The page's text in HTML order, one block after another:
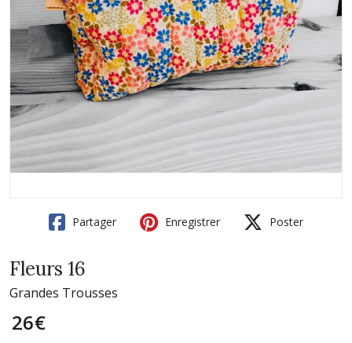
Partager Enregistrer Poster
Fleurs 16
Grandes Trousses
26€